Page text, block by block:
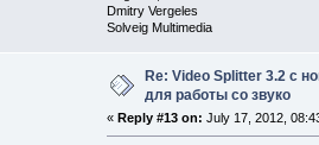
Dmitry Vergeles
Solveig Multimedia
Re: Video Splitter 3.2 c
для работы со звуко
« Reply #13 on: July 17, 2012,